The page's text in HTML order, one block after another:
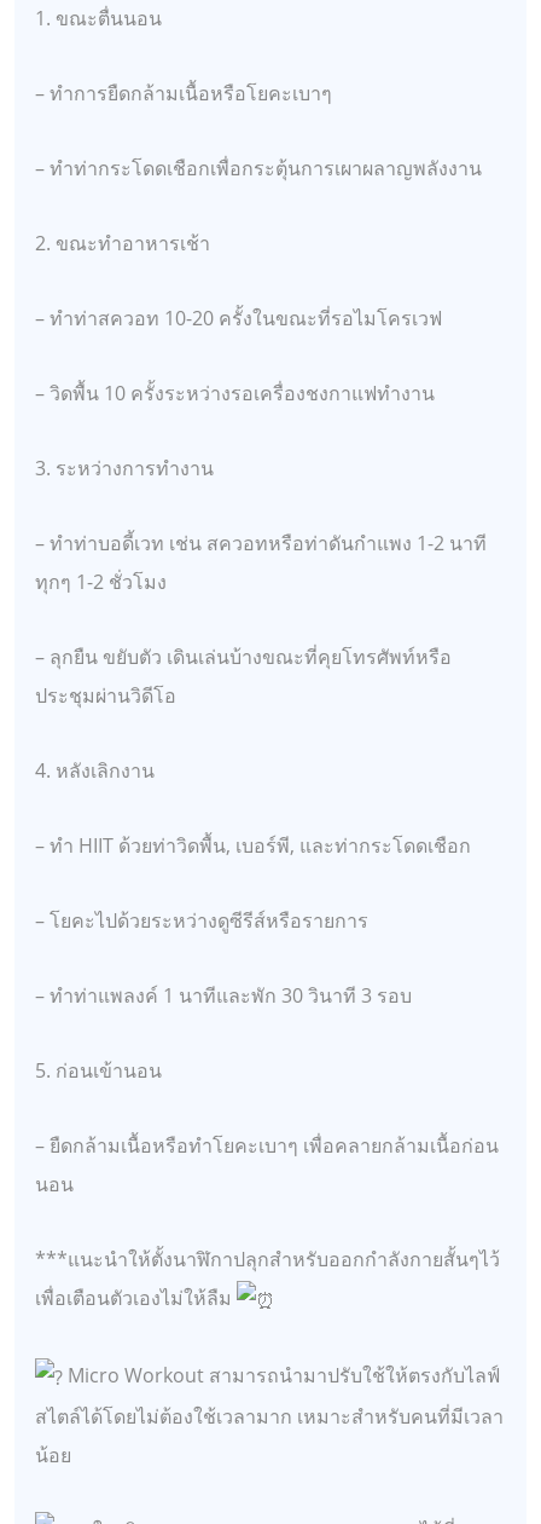
1. ขณะตื่นนอน
– ทำการยืดกล้ามเนื้อหรือโยคะเบาๆ
– ทำท่ากระโดดเชือกเพื่อกระตุ้นการเผาผลาญพลังงาน
2. ขณะทำอาหารเช้า
– ทำท่าสควอท 10-20 ครั้งในขณะที่รอไมโครเวฟ
– วิดพื้น 10 ครั้งระหว่างรอเครื่องชงกาแฟทำงาน
3. ระหว่างการทำงาน
– ทำท่าบอดี้เวท เช่น สควอทหรือท่าดันกำแพง 1-2 นาที
ทุกๆ 1-2 ชั่วโมง
– ลุกยืน ขยับตัว เดินเล่นบ้างขณะที่คุยโทรศัพท์หรือ
ประชุมผ่านวิดีโอ
4. หลังเลิกงาน
– ทำ HIIT ด้วยท่าวิดพื้น, เบอร์พี, และท่ากระโดดเชือก
– โยคะไปด้วยระหว่างดูซีรีส์หรือรายการ
– ทำท่าแพลงค์ 1 นาทีและพัก 30 วินาที 3 รอบ
5. ก่อนเข้านอน
– ยืดกล้ามเนื้อหรือทำโยคะเบาๆ เพื่อคลายกล้ามเนื้อก่อน
นอน
***แนะนำให้ตั้งนาฬิกาปลุกสำหรับออกกำลังกายสั้นๆไว้
เพื่อเตือนตัวเองไม่ให้ลืม
Micro Workout สามารถนำมาปรับใช้ให้ตรงกับไลฟ์
สไตล์ได้โดยไม่ต้องใช้เวลามาก เหมาะสำหรับคนที่มีเวลา
น้อย